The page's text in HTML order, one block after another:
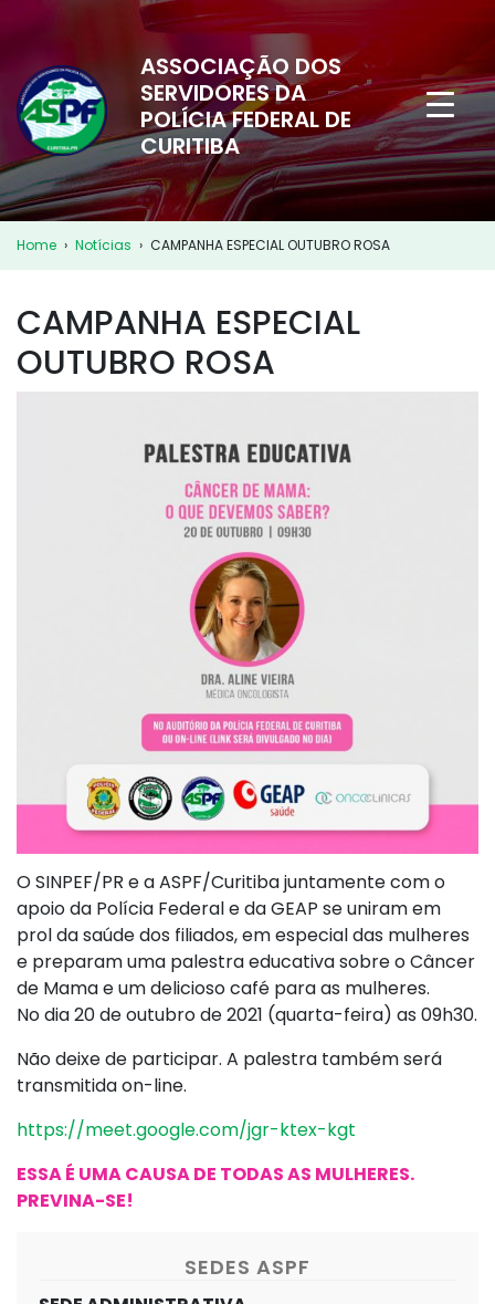
ASSOCIAÇÃO DOS
SERVIDORES DA
POLÍCIA FEDERAL DE
CURITIBA
Home › Notícias › CAMPANHA ESPECIAL OUTUBRO ROSA
CAMPANHA ESPECIAL
OUTUBRO ROSA
O SINPEF/PR e a ASPF/Curitiba juntamente com o
apoio da Polícia Federal e da GEAP se uniram em
prol da saúde dos filiados, em especial das mulheres
e preparam uma palestra educativa sobre o Câncer
de Mama e um delicioso café para as mulheres.
No dia 20 de outubro de 2021 (quarta-feira) as 09h30.
Não deixe de participar. A palestra também será
transmitida on-line.
https://meet.google.com/jgr-ktex-kgt
ESSA É UMA CAUSA DE TODAS AS MULHERES.
PREVINA-SE!
SEDES ASPF